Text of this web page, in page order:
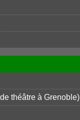
théâtre à Grenoble)